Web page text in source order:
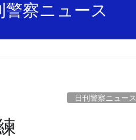
警察ニュース
日刊警察ニュース